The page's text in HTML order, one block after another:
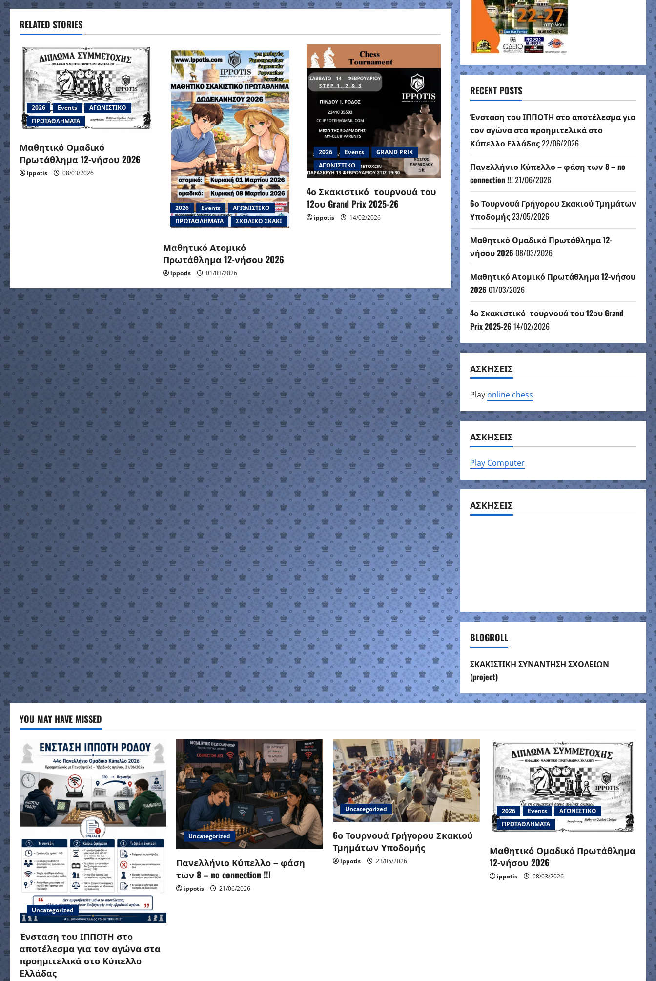
t
n
a
v
g
a
t
i
RELATED STORIES
2026 Events
ΑΓΩΝΙΣΤΙΚΟ
ΠΡΩΤΑΘΛΗΜΑΤΑ
Μαθητικό Ομαδικό
Πρωτάθλημα 12-νήσου 2026
ippotis 08/03/2026
2026 Events
ΑΓΩΝΙΣΤΙΚΟ
ΠΡΩΤΑΘΛΗΜΑΤΑ
ΣΧΟΛΙΚΟ ΣΚΑΚΙ
Μαθητικό Ατομικό
Πρωτάθλημα 12-νήσου 2026
ippotis 01/03/2026
2026 Events
GRAND PRIX
ΑΓΩΝΙΣΤΙΚΟ
4ο Σκακιστικό τουρνουά του
12ου Grand Prix 2025-26
ippotis 14/02/2026
RECENT POSTS
Ένσταση του ΙΠΠΟΤΗ στο αποτέλεσμα για
τον αγώνα στα προημιτελικά στο
Κύπελλο Ελλάδας22/06/2026
Πανελλήνιο Κύπελλο – φάση των 8 – no
connection !!!21/06/2026
6ο Τουρνουά Γρήγορου Σκακιού Τμημάτων
Υποδομής23/05/2026
Μαθητικό Ομαδικό Πρωτάθλημα 12-
νήσου 2026 08/03/2026
Μαθητικό Ατομικό Πρωτάθλημα 12-νήσου
2026 01/03/2026
4ο Σκακιστικό τουρνουά του 12ου Grand
Prix 2025-26 14/02/2026
ΑΣΚΗΣΕΙΣ
Play online chess
ΑΣΚΗΣΕΙΣ
Play Computer
ΑΣΚΗΣΕΙΣ
BLOGROLL
ΣΚΑΚΙΣΤΙΚΗ ΣΥΝΑΝΤΗΣΗ ΣΧΟΛΕΙΩΝ
(project)
YOU MAY HAVE MISSED
Uncategorized
Ένσταση του ΙΠΠΟΤΗ στο
αποτέλεσμα για τον αγώνα στα
προημιτελικά στο Κύπελλο
Ελλάδας
Uncategorized
Πανελλήνιο Κύπελλο – φάση
των 8 – no connection !!!
ippotis 21/06/2026
Uncategorized
6ο Τουρνουά Γρήγορου Σκακιού
Τμημάτων Υποδομής
ippotis 23/05/2026
2026 Events
ΑΓΩΝΙΣΤΙΚΟ
ΠΡΩΤΑΘΛΗΜΑΤΑ
Μαθητικό Ομαδικό Πρωτάθλημα
12-νήσου 2026
ippotis 08/03/2026